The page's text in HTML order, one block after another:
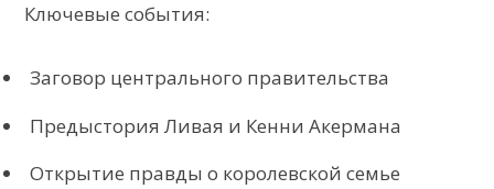
Ключевые события:
Заговор центрального правительства
Предыстория Ливая и Кенни Акермана
Открытие правды о королевской семье